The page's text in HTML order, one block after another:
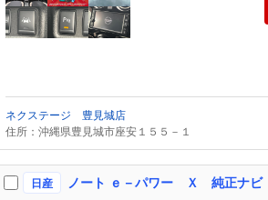
ネクステージ 豊見城店
住所：沖縄県豊見城市座安１５５－１
日産